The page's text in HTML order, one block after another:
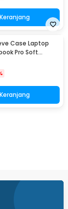
Case Laptop
Pro Soft
12 Inch - MR24